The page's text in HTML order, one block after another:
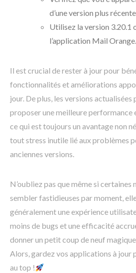
d’une version plus
Utilisez la version 3.20.1
l’application Mail Orange.
Il est crucial de rester à jour pour
fonctionnalités et améliorations
jour. De plus, les versions
proposer une meilleure performance
ce qui est toujours un avantage non
tout stress inutile lié aux problèmes
anciennes versions.
N’oubliez pas que même si certaines
sembler fastidieuses par moment,
généralement une expérience
moins de bugs et une efficacité
donner un petit coup de neuf
Alors, gardez vos applications à jour
au top !